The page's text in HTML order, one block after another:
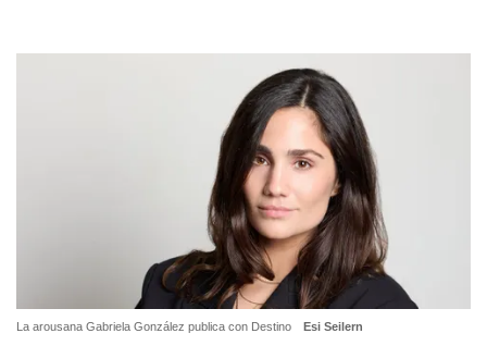
La arousana Gabriela González publica con Destino Esi Seilern